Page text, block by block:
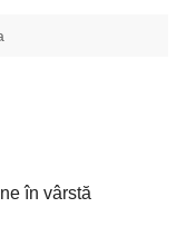
în vârstă